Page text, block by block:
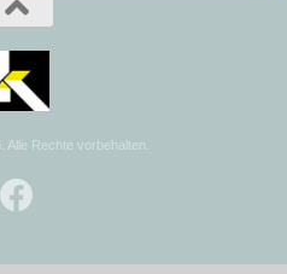
Rechte vorbehalten.